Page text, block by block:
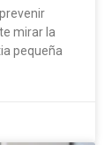
mirar la
pequeña